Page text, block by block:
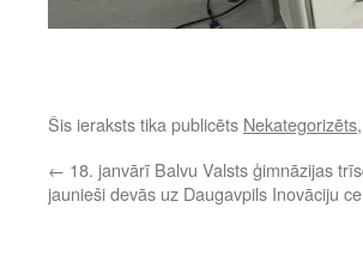
Šis ieraksts tika publicēts Nekategorizēts,
← 18. janvārī Balvu Valsts ģimnāzijas
jaunieši devās uz Daugavpils Inovāciju